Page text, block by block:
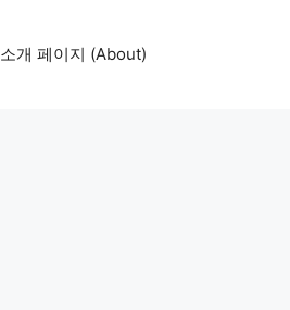
소개 페이지 (About)